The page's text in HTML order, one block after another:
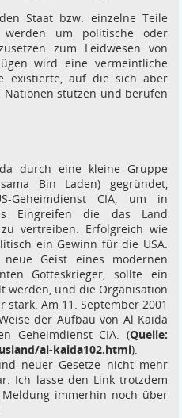
Staat bzw. einzelne Teile
um politische oder
zum Leidwesen von
wird eine vermeintliche
existierte, auf die sich aber
stützen und berufen
durch eine kleine Gruppe
Bin Laden) gegründet,
Geheimdienst CIA, um in
Eingreifen die das Land
vertreiben. Erfolgreich wie
ein Gewinn für die USA.
Geist eines modernen
Gotteskrieger, sollte ein
werden, und die Organisation
Am 11. September 2001
der Aufbau von Al Kaida
Geheimdienst CIA. (Quelle:
al-kaida102.html).
neuer Gesetze nicht mehr
Ich lasse den Link trotzdem
immerhin noch über